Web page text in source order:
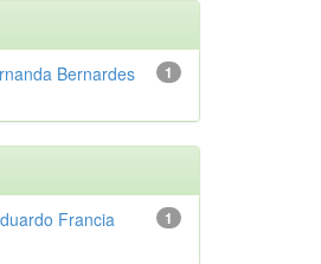
1
Bernardes
1
Francia